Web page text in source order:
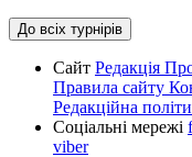
До всіх турнірів
Сайт Редакція
Правила сайту
Редакційна
Соціальні мережі
viber